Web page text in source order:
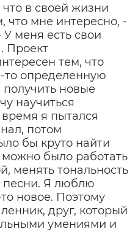
в своей жизни
что мне интересно, -
меня есть свои
Проект
тем, что
определенную
получить новые
научиться
я пытался
потом
бы круто найти
было работать
менять тональность
песни. Я люблю
новое. Поэтому
друг, который
умениями и